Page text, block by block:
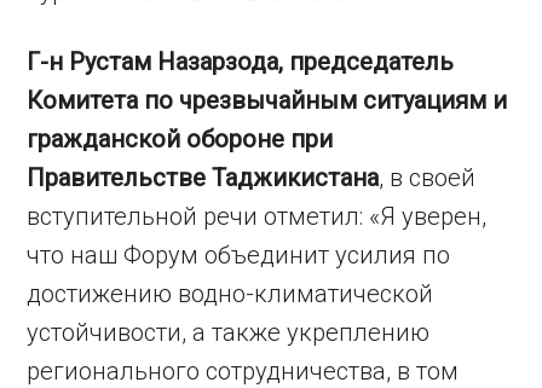
Г-н Рустам Назарзода, председатель
Комитета по чрезвычайным ситуациям и
гражданской обороне при
Правительстве Таджикистана, в своей
вступительной речи отметил: «Я уверен,
что наш Форум объединит усилия по
достижению водно-климатической
устойчивости, а также укреплению
регионального сотрудничества, в том